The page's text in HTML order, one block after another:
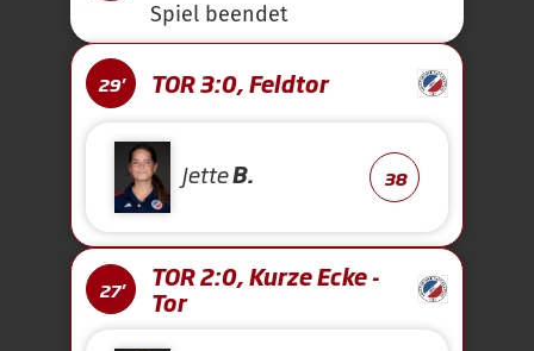
Spiel beendet
29' TOR 3:0, Feldtor
JetteB. 38
27'
TOR 2:0, Kurze Ecke -
Tor